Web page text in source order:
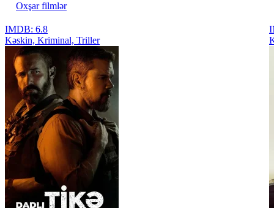
Oxşar filmlər
IMDB: 6.8
Kəskin, Kriminal, Triller